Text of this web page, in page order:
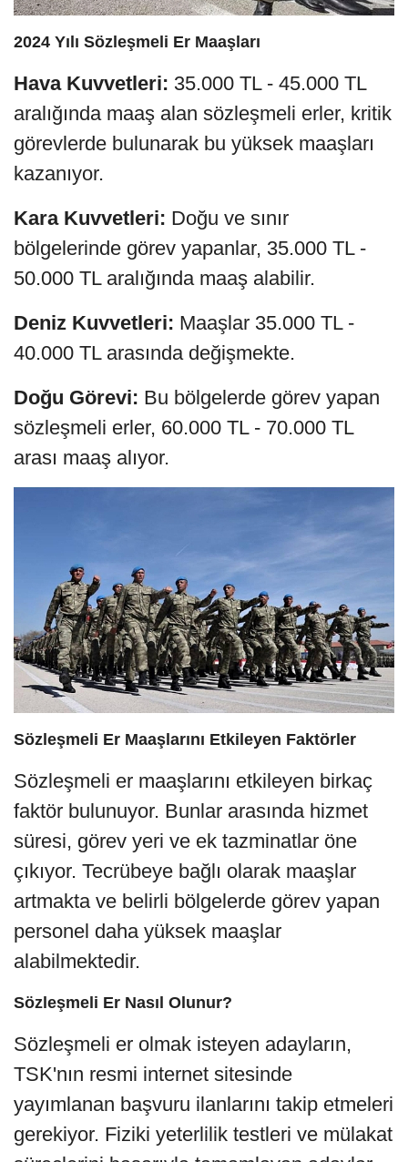
2024 Yılı Sözleşmeli Er Maaşları
Hava Kuvvetleri: 35.000 TL - 45.000 TL
aralığında maaş alan sözleşmeli erler, kritik
görevlerde bulunarak bu yüksek maaşları
kazanıyor.
Kara Kuvvetleri: Doğu ve sınır
bölgelerinde görev yapanlar, 35.000 TL -
50.000 TL aralığında maaş alabilir.
Deniz Kuvvetleri: Maaşlar 35.000 TL -
40.000 TL arasında değişmekte.
Doğu Görevi: Bu bölgelerde görev yapan
sözleşmeli erler, 60.000 TL - 70.000 TL
arası maaş alıyor.
Sözleşmeli Er Maaşlarını Etkileyen Faktörler
Sözleşmeli er maaşlarını etkileyen birkaç
faktör bulunuyor. Bunlar arasında hizmet
süresi, görev yeri ve ek tazminatlar öne
çıkıyor. Tecrübeye bağlı olarak maaşlar
artmakta ve belirli bölgelerde görev yapan
personel daha yüksek maaşlar
alabilmektedir.
Sözleşmeli Er Nasıl Olunur?
Sözleşmeli er olmak isteyen adayların,
TSK'nın resmi internet sitesinde
yayımlanan başvuru ilanlarını takip etmeleri
gerekiyor. Fiziki yeterlilik testleri ve mülakat